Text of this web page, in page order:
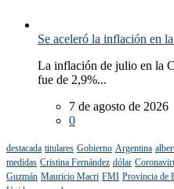
Se aceleró la inflación en
La inflación de julio en la
fue de 2,9%...
7 de agosto de 2026
0
destacada titulares Gobierno Argentina
medidas Cristina Fernández dólar
Guzmán Mauricio Macri FMI Provincia de